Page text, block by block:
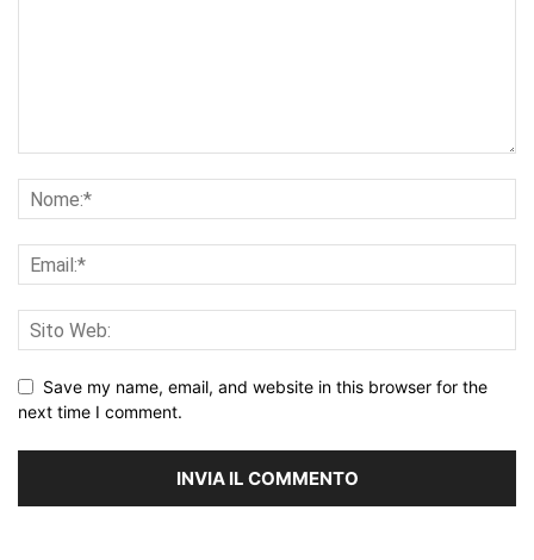
Save my name, email, and website in this browser for the
next time I comment.